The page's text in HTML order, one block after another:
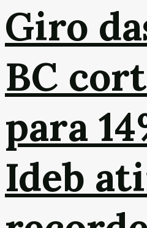
Giro
BC
para
Ideb